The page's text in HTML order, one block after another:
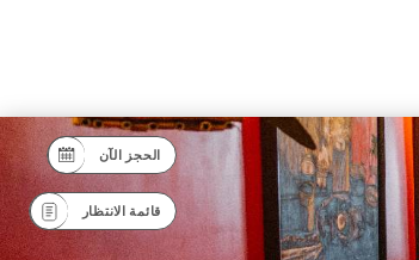
الحجز الآن
قائمة الانتظار